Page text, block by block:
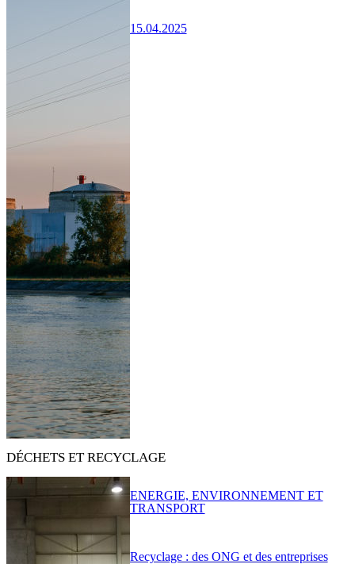
15.04.2025
DÉCHETS ET RECYCLAGE
Recyclage : des ONG et des entreprises
ENERGIE, ENVIRONNEMENT ET
TRANSPORT